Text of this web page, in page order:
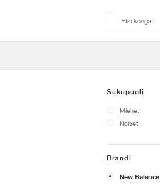
Sukupuoli
Miehet
Naiset
Brändi
New Balance